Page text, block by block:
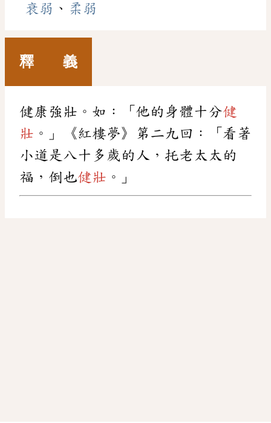
衰弱 、 柔弱
釋 義
健康強壯。如：「他的身體十分健
壯 。」《紅樓夢》第二九回：「看著
小道是八十多歲的人，托老太太的
福，倒也健壯 。」